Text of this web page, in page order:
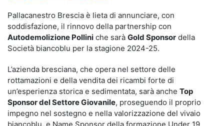
Pallacanestro Brescia è lieta di annunciare, con
soddisfazione, il rinnovo della partnership con
Autodemolizione Pollini che sarà Gold Sponsor della
Società biancoblu per la stagione 2024-25.
L’azienda bresciana, che opera nel settore delle
rottamazioni e della vendita dei ricambi forte di
un’esperienza storica e sedimentata, sarà anche Top
Sponsor del Settore Giovanile, proseguendo il proprio
impegno nel sostegno e nella valorizzazione del vivaio